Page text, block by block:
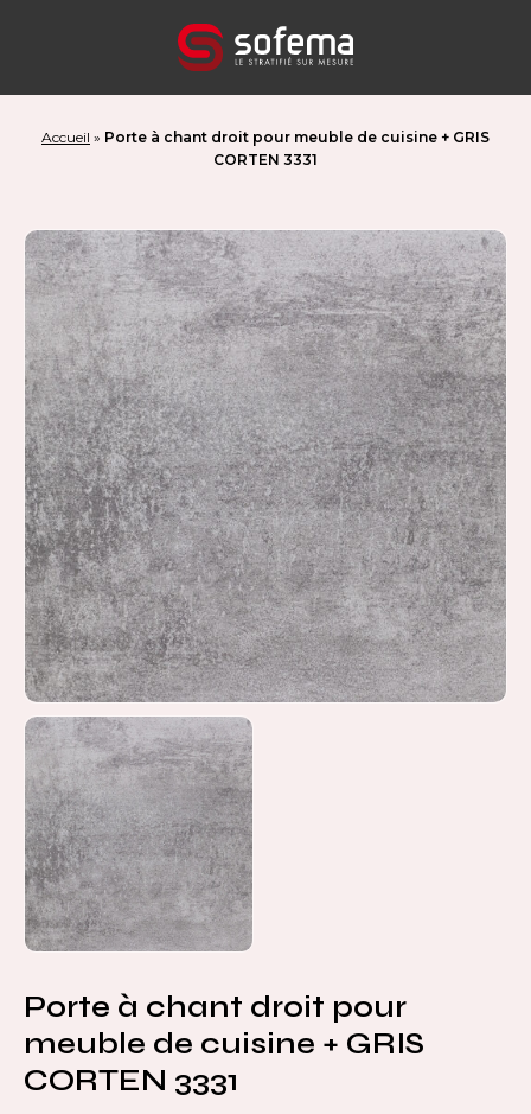
Accueil » Porte à chant droit pour meuble de cuisine + GRIS
CORTEN 3331
Porte à chant droit pour
meuble de cuisine + GRIS
CORTEN 3331